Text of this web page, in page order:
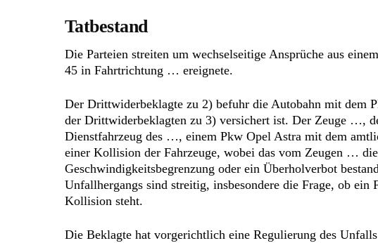
Tatbestand
Die Parteien streiten um wechselseitige Ansprüche aus
45 in Fahrtrichtung … ereignete.
Der Drittwiderbeklagte zu 2) befuhr die Autobahn mit
der Drittwiderbeklagten zu 3) versichert ist. Der Zeuge …,
Dienstfahrzeug des …, einem Pkw Opel Astra mit dem
einer Kollision der Fahrzeuge, wobei das vom Zeugen …
Geschwindigkeitsbegrenzung oder ein Überholverbot
Unfallhergangs sind streitig, insbesondere die Frage, ob
Kollision steht.
Die Beklagte hat vorgerichtlich eine Regulierung des